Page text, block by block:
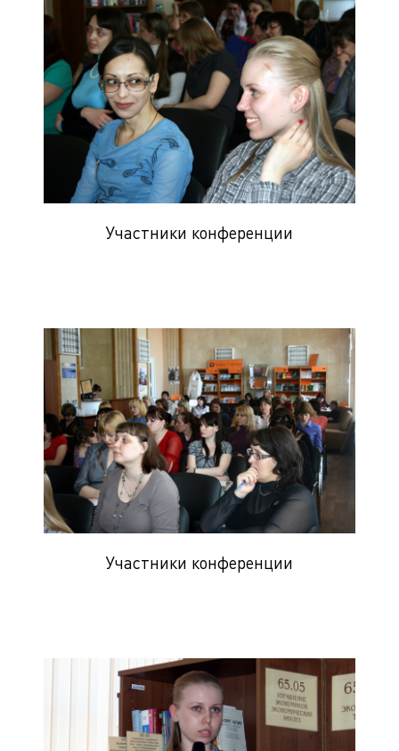
Участники конференции
Участники конференции